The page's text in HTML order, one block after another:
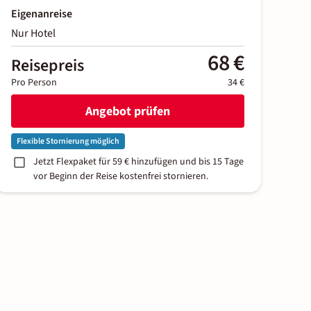
Eigenanreise
Nur Hotel
Reisepreis 68 €
Pro Person 34 €
Angebot prüfen
Flexible Stornierung möglich
Jetzt Flexpaket für 59 € hinzufügen und bis 15 Tage
vor Beginn der Reise kostenfrei stornieren.